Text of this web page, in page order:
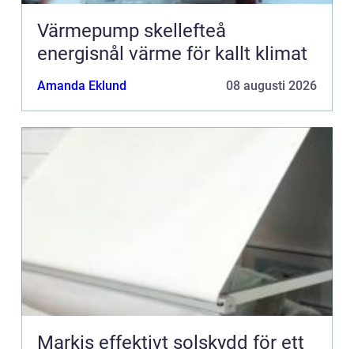
Värmepump skellefteå
energisnål värme för kallt klimat
Amanda Eklund 08 augusti 2026
Markis effektivt solskydd för ett